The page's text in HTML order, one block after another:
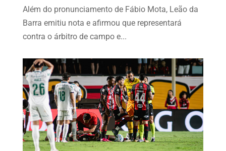
Além do pronunciamento de Fábio Mota, Leão da
Barra emitiu nota e afirmou que representará
contra o árbitro de campo e...